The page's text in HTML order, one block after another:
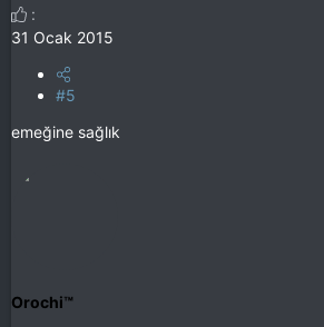
31 Ocak 2015
#5
emeğine sağlık
Orochi™